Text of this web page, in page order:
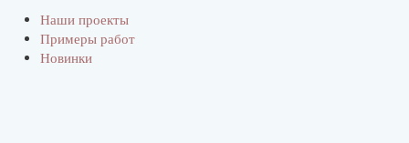
Наши проекты
Примеры работ
Новинки